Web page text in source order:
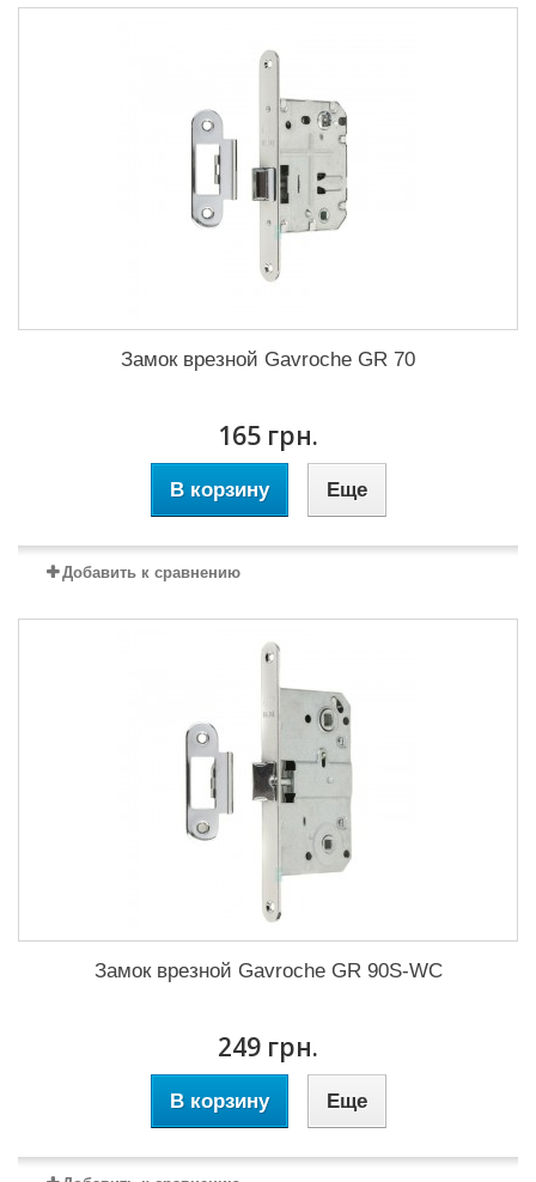
Замок врезной Gavroche GR 70
165 грн.
В корзину Еще
Добавить к сравнению
Замок врезной Gavroche GR 90S-WC
249 грн.
В корзину Еще